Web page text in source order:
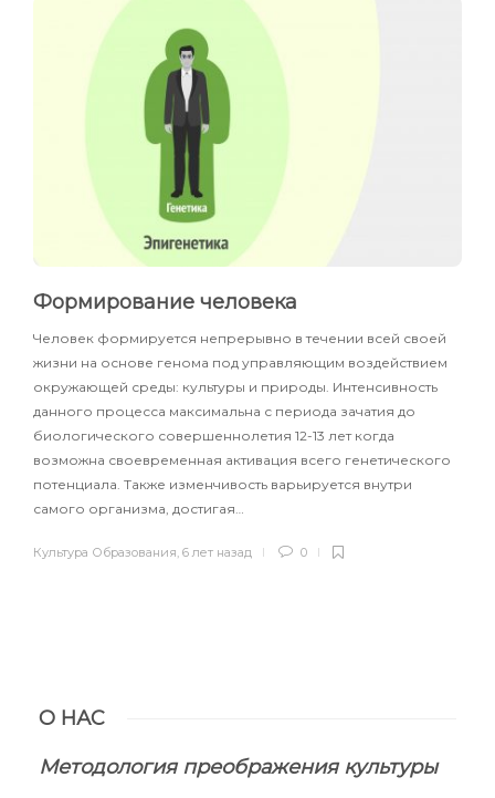
Формирование человека
Человек формируется непрерывно в течении всей своей
жизни на основе генома под управляющим воздействием
окружающей среды: культуры и природы. Интенсивность
данного процесса максимальна с периода зачатия до
биологического совершеннолетия 12-13 лет когда
возможна своевременная активация всего генетического
потенциала. Также изменчивость варьируется внутри
самого организма, достигая…
Культура Образования 6 лет назад 0
О НАС
Методология преображения культуры